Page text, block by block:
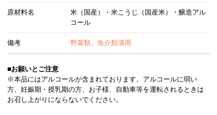
原材料名
米（国産）・米こうじ（国産米）・醸造アル
コール
備考 野菜類、魚介類漬用
■お願いとご注意
※本品にはアルコールが含まれております。アルコールに弱い
方、妊娠期・授乳期の方、お子様、自動車等を運転されるときは
お召し上がりにならないでください。